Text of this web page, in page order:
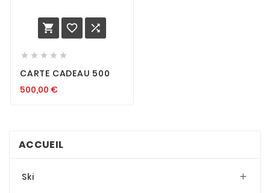
  
    
CARTE CADEAU 500
500,00 €
ACCUEIL
Ski 